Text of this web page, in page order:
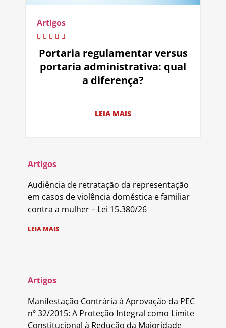
Artigos
Portaria regulamentar versus
portaria administrativa: qual
a diferença?
LEIA MAIS
Artigos
Audiência de retratação da representação
em casos de violência doméstica e familiar
contra a mulher – Lei 15.380/26
LEIA MAIS
Artigos
Manifestação Contrária à Aprovação da PEC
nº 32/2015: A Proteção Integral como Limite
Constitucional à Redução da Maioridade